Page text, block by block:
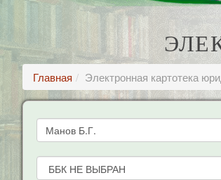
Главная Электронная картотека